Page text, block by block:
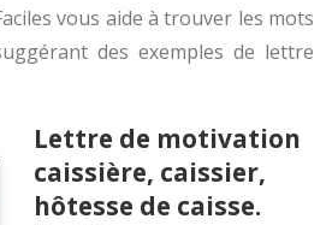
vous aide à trouver les mots
des exemples de lettre
Lettre de motivation
caissière, caissier,
hôtesse de caisse.